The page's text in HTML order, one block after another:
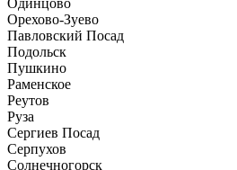
Одинцово
Орехово-Зуево
Павловский Посад
Подольск
Пушкино
Раменское
Реутов
Руза
Сергиев Посад
Серпухов
Солнечногорск